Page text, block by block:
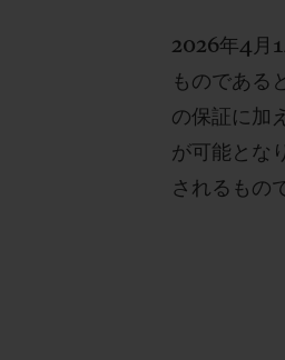
2026年4月
ものである
の保証に加
が可能とな
されるもの